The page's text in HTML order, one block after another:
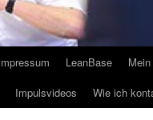
LeanBase
Impulsvideos Wie ich